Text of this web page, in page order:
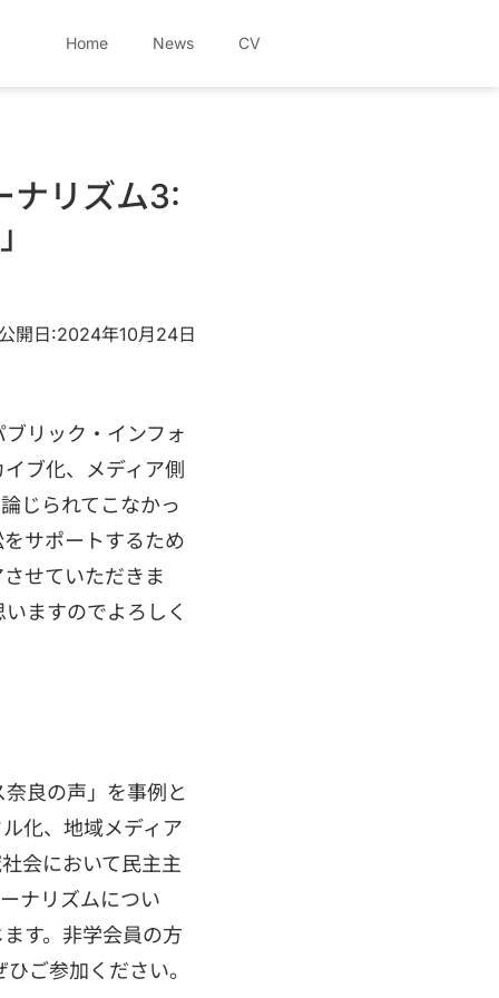
Home News CV
ナリズム3:
公開日:2024年10月24日
リック・インフォ
ブ化、メディア側
じられてこなかっ
サポートするため
せていただきま
ますのでよろしく
良の声」を事例と
化、地域メディア
会において民主主
ナリズムについ
す。非学会員の方
ご参加ください。